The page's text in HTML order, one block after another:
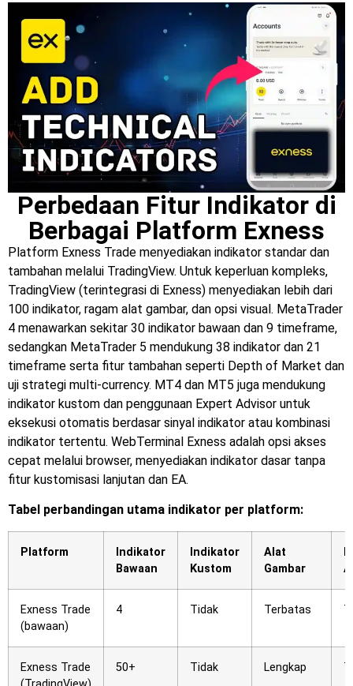
Perbedaan Fitur Indikator di
Berbagai Platform Exness
Platform Exness Trade menyediakan indikator standar dan
tambahan melalui TradingView. Untuk keperluan kompleks,
TradingView (terintegrasi di Exness) menyediakan lebih dari
100 indikator, ragam alat gambar, dan opsi visual. MetaTrader
4 menawarkan sekitar 30 indikator bawaan dan 9 timeframe,
sedangkan MetaTrader 5 mendukung 38 indikator dan 21
timeframe serta fitur tambahan seperti Depth of Market dan
uji strategi multi-currency. MT4 dan MT5 juga mendukung
indikator kustom dan penggunaan Expert Advisor untuk
eksekusi otomatis berdasar sinyal indikator atau kombinasi
indikator tertentu. WebTerminal Exness adalah opsi akses
cepat melalui browser, menyediakan indikator dasar tanpa
fitur kustomisasi lanjutan dan EA.
Tabel perbandingan utama indikator per platform:
Platform
Indikator
Bawaan
Indikator
Kustom
Alat
Gambar
Exness Trade
(bawaan)
4 Tidak Terbatas
Exness Trade
50+ Tidak Lengkap